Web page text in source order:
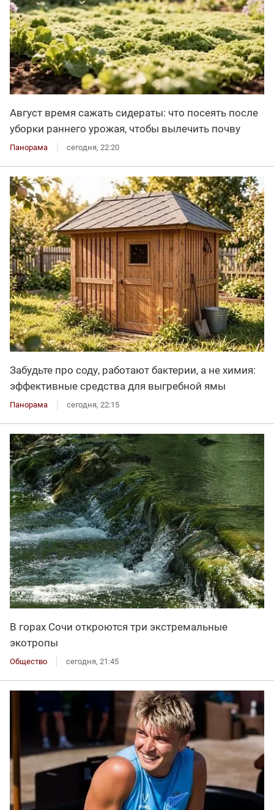
Август время сажать сидераты: что посеять после
уборки раннего урожая, чтобы вылечить почву
Панорама сегодня, 22:20
Забудьте про соду, работают бактерии, а не химия:
эффективные средства для выгребной ямы
Панорама сегодня, 22:15
В горах Сочи откроются три экстремальные
экотропы
Общество сегодня, 21:45